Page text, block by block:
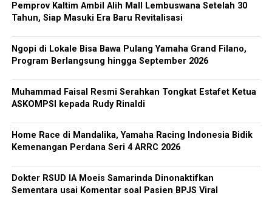
Pemprov Kaltim Ambil Alih Mall Lembuswana Setelah 30
Tahun, Siap Masuki Era Baru Revitalisasi
Ngopi di Lokale Bisa Bawa Pulang Yamaha Grand Filano,
Program Berlangsung hingga September 2026
Muhammad Faisal Resmi Serahkan Tongkat Estafet Ketua
ASKOMPSI kepada Rudy Rinaldi
Home Race di Mandalika, Yamaha Racing Indonesia Bidik
Kemenangan Perdana Seri 4 ARRC 2026
Dokter RSUD IA Moeis Samarinda Dinonaktifkan
Sementara usai Komentar soal Pasien BPJS Viral